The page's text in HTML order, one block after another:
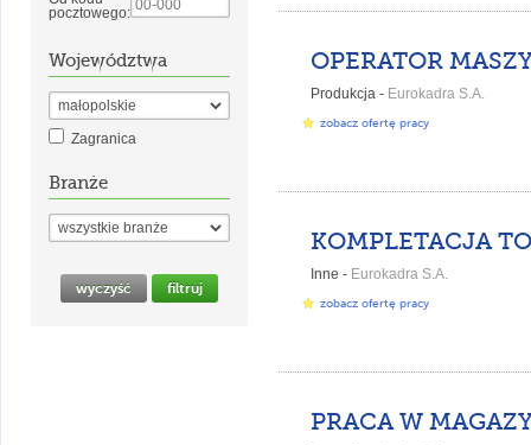
pocztowego:
Województwa
Zagranica
Branże
Produkcja - Eurokadra S.A.
zobacz ofertę pracy
Inne - Eurokadra S.A.
zobacz ofertę pracy